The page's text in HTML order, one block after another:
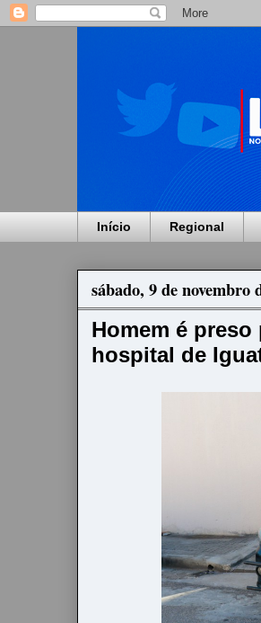
Início Regional
sábado, 9 de novembro
Homem é
hospital de